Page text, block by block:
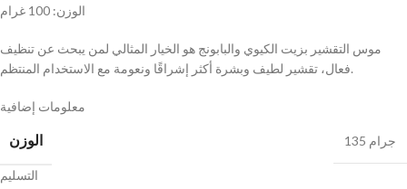
الوزن: 100 غرام
موس التقشير بزيت الكيوي والبابونج هو الخيار المثالي لمن يبحث عن تنظيف
فعال، تقشير لطيف وبشرة أكثر إشراقًا ونعومة مع الاستخدام المنتظم.
معلومات إضافية
الوزن 135 جرام
التسليم